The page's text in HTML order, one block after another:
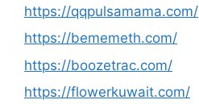
https://qqpulsamama.com/
https://bememeth.com/
https://boozetrac.com/
https://flowerkuwait.com/